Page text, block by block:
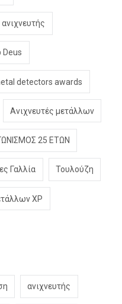
Deus
detectors awards
Ανιχνευτές μετάλλων
25 ΕΤΩΝ
Γαλλία Τουλούζη
XP
ανιχνευτής